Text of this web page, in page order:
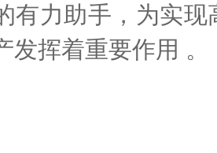
有力助手，为实
发挥着重要作用 。